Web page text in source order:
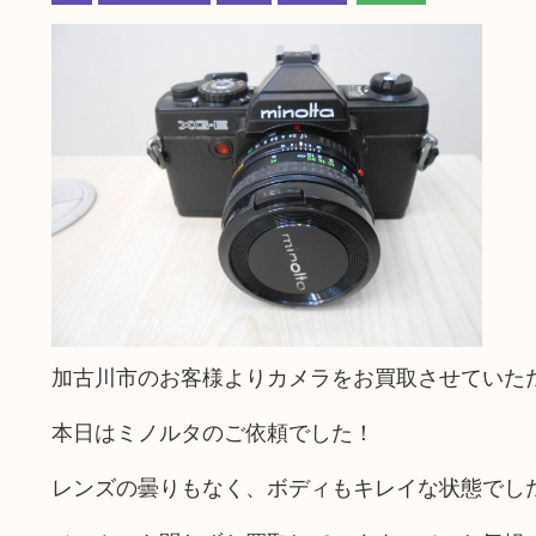
加古川市のお客様よりカメラをお買取させていた
本日はミノルタのご依頼でした！
レンズの曇りもなく、ボディもキレイな状態でし